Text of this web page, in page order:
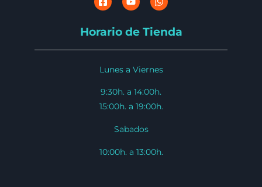
Horario de Tienda
Lunes a Viernes
9:30h. a 14:00h.
15:00h. a 19:00h.
Sabados
10:00h. a 13:00h.